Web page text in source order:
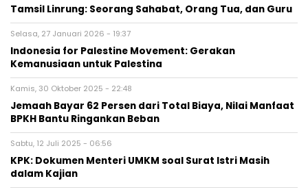
Tamsil Linrung: Seorang Sahabat, Orang Tua, dan Guru
Selasa, 27 Januari 2026 - 19:37
Indonesia for Palestine Movement: Gerakan
Kemanusiaan untuk Palestina
Kamis, 30 Oktober 2025 - 22:48
Jemaah Bayar 62 Persen dari Total Biaya, Nilai Manfaat
BPKH Bantu Ringankan Beban
Sabtu, 12 Juli 2025 - 06:56
KPK: Dokumen Menteri UMKM soal Surat Istri Masih
dalam Kajian